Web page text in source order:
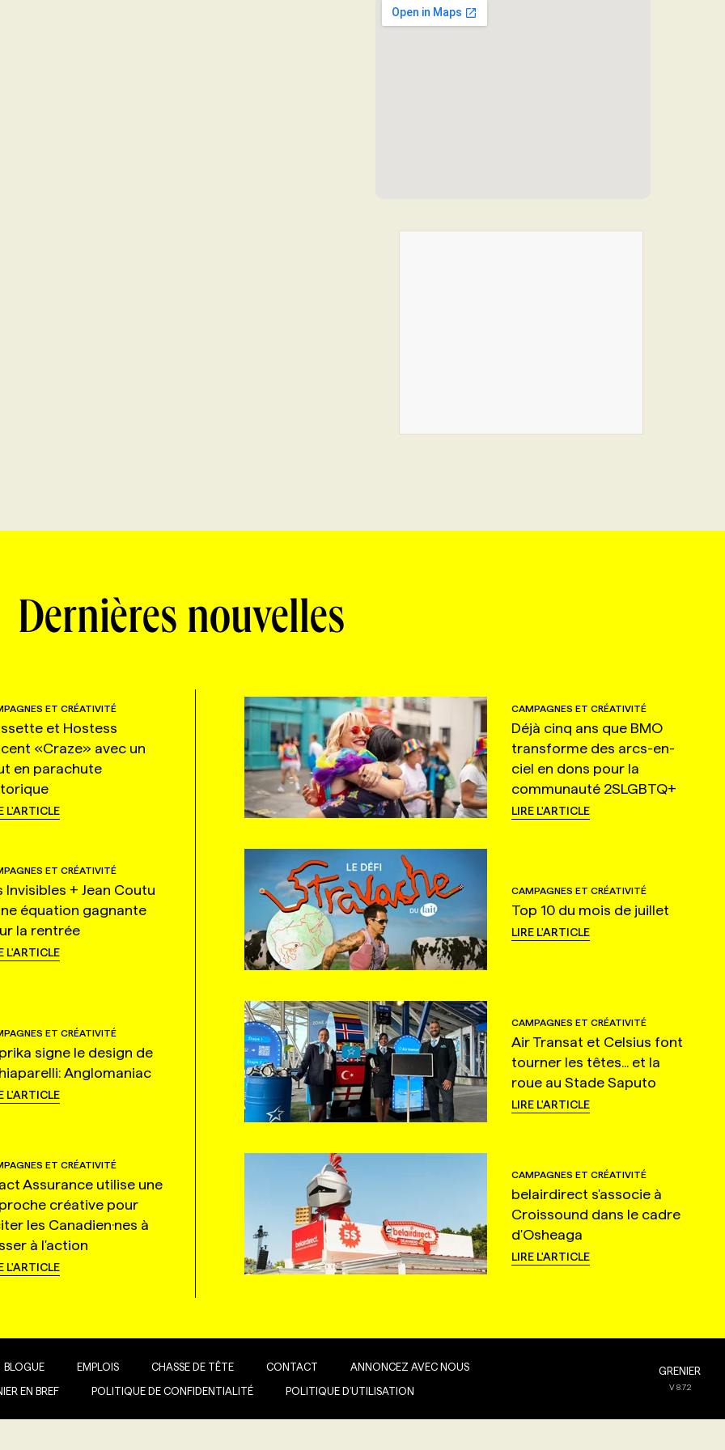
Dernières nouvelles
ET CRÉATIVITÉ
et Hostess
«Craze» avec un
en parachute
L'ARTICLE
CAMPAGNES ET CRÉATIVITÉ
Déjà cinq ans que BMO
transforme des arcs-en-
ciel en dons pour la
communauté 2SLGBTQ+
LIRE L'ARTICLE
ET CRÉATIVITÉ
Invisibles + Jean Coutu
équation gagnante
la rentrée
L'ARTICLE
CAMPAGNES ET CRÉATIVITÉ
Top 10 du mois de juillet
LIRE L'ARTICLE
ET CRÉATIVITÉ
signe le design de
Anglomaniac
L'ARTICLE
CAMPAGNES ET CRÉATIVITÉ
Air Transat et Celsius font
tourner les têtes... et la
roue au Stade Saputo
LIRE L'ARTICLE
ET CRÉATIVITÉ
Assurance utilise une
créative pour
les Canadien·nes à
à l'action
L'ARTICLE
CAMPAGNES ET CRÉATIVITÉ
belairdirect s'associe à
Croissound dans le cadre
d'Osheaga
LIRE L'ARTICLE
BLOGUE EMPLOIS CHASSE DE TÊTE CONTACT ANNONCEZ AVEC NOUS
EN BREF POLITIQUE DE CONFIDENTIALITÉ POLITIQUE D’UTILISATION
GRENIER
V8.7.2